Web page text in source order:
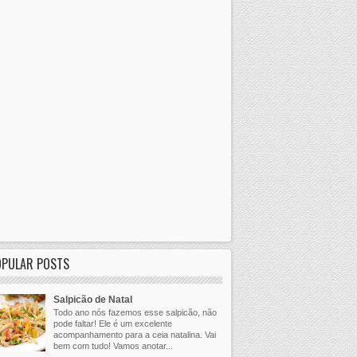
POSTS
Salpicão de Natal
Todo ano nós fazemos esse salpicão, não
pode faltar! Ele é um excelente
acompanhamento para a ceia natalina. Vai
bem com tudo! Vamos anotar...